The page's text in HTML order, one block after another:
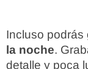
Incluso podrás
la noche.
detalle y poca